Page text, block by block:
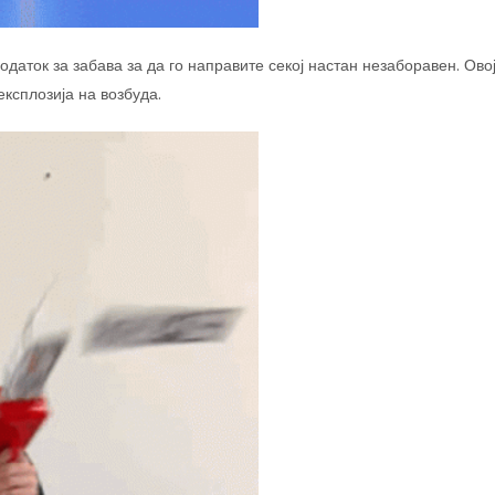
за забава за да го направите секој настан незаборавен.
на возбуда.